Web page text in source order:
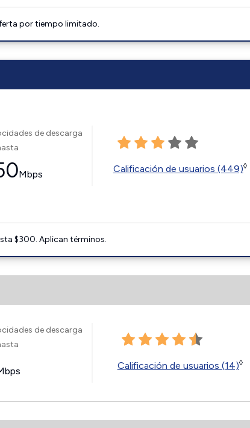
por tiempo limitado.
de descarga
Mbps Calificación de usuarios (449)◊
$300. Aplican términos.
de descarga
Calificación de usuarios (14)◊